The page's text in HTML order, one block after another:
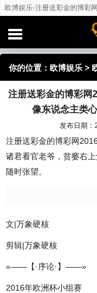
欧博娱乐-注册送彩金的博彩
类心爱猫咪相似, 心爱东说念
你的位置： 欧博娱乐 >
欧洲杯小组赛_凶猛的
注册送彩金的博彩网
像东说念主类
发布日期
注册送彩金的博彩网
诸君看官老爷，贫窭右
随时张望。
文|万象硬核
剪辑|万象硬核
«——【·序论·】——»
2016年欧洲杯小组赛